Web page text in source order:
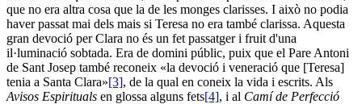
que no era altra cosa que la de les monges clarisses. I això no podia
haver passat mai dels mais si Teresa no era també clarissa. Aquesta
gran devoció per Clara no és un fet passatger i fruit d'una
il·luminació sobtada. Era de domini públic, puix que el Pare Antoni
de Sant Josep també reconeix «la devoció i veneració que [Teresa]
tenia a Santa Clara»[3], de la qual en coneix la vida i escrits. Als
Avisos Espirituals en glossa alguns fets[4], i al Camí de Perfecció